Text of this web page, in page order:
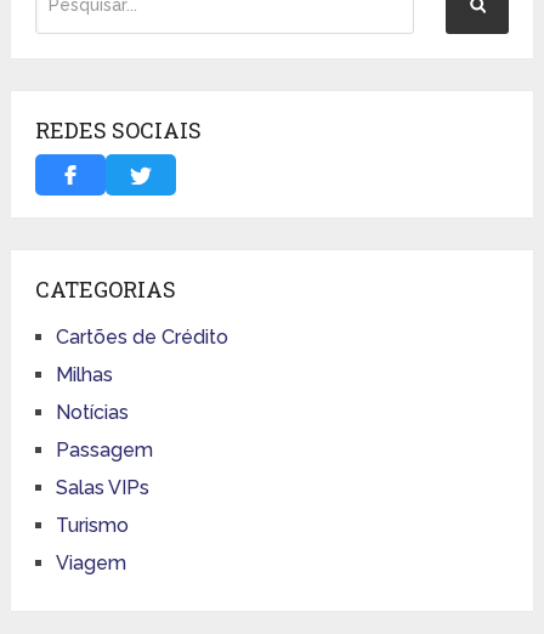
REDES SOCIAIS
CATEGORIAS
Cartões de Crédito
Milhas
Notícias
Passagem
Salas VIPs
Turismo
Viagem